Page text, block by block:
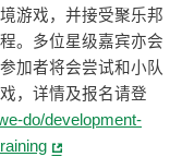
游戏，并接受聚乐邦
。多位星级嘉宾亦会
加者将会尝试和小队
，详情及报名请登
do/development-